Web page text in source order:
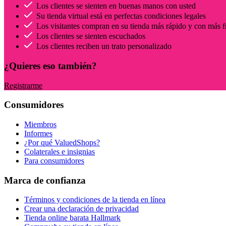
Los clientes se sienten en buenas manos con usted
Su tienda virtual está en perfectas condiciones legales
Los visitantes compran en su tienda más rápido y con más
Los clientes se sienten escuchados
Los clientes reciben un trato personalizado
¿Quieres eso también?
Registrarme
Consumidores
Miembros
Informes
¿Por qué ValuedShops?
Colaterales e insignias
Para consumidores
Marca de confianza
Términos y condiciones de la tienda en línea
Crear una declaración de privacidad
Tienda online barata Hallmark